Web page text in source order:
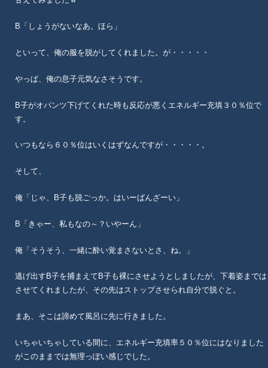
B「しょうがないなあ。ほら」
といって、俺の服を脱がしてくれました。が・・・・・
やっぱ、俺の息子元気なさそうです。
B子がオパンツ下げてくれた時も反応が悪くエネルギー充填３０％位で
す。
いつもなら６０％位はいくはずなんですが・・・・・。
そして、
俺「じゃ、B子も脱ごっか。はいーばんざーい」
B「きゃー、私もなの～？いやーん」
俺「そうそう、一緒に酔い覚まさないとさ、ね。」
逃げ出すB子を捕まえてB子も裸にさせようとしましたが、下着姿までは
させてくれましたが、その先はストップさせられ自分で脱ぐと。
まあ、そこは諦めて風呂に先に行きました。
いちゃいちゃしている間に、エネルギー充填率５０％位にはなりました
がこのままでは無理っぽい感じでした。